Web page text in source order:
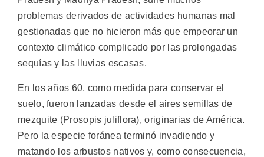
problemas derivados de actividades humanas mal
gestionadas que no hicieron más que empeorar un
contexto climático complicado por las prolongadas
sequías y las lluvias escasas.
En los años 60, como medida para conservar el
suelo, fueron lanzadas desde el aires semillas de
mezquite (Prosopis juliflora), originarias de América.
Pero la especie foránea terminó invadiendo y
matando los arbustos nativos y, como consecuencia,